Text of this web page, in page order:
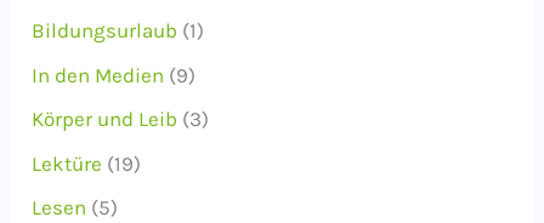
Bildungsurlaub (1)
In den Medien (9)
Körper und Leib (3)
Lektüre (19)
Lesen (5)